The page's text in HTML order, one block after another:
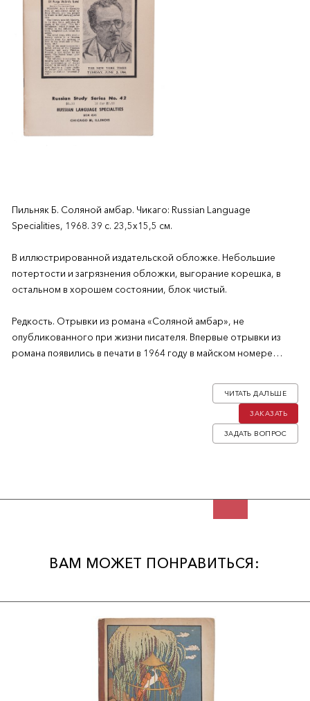
Пильняк Б. Соляной амбар. Чикаго: Russian Language
Specialities, 1968. 39 с. 23,5х15,5 см.
В иллюстрированной издательской обложке. Небольшие
потертости и загрязнения обложки, выгорание корешка, в
остальном в хорошем состоянии, блок чистый.
Редкость. Отрывки из романа «Соляной амбар», не
опубликованного при жизни писателя. Впервые отрывки из
романа появились в печати в 1964 году в майском номере
Times», перепечатенной на обложке данного издания.
Борис Пильняк (Вогау; 1894-1938) — русский писатель,
председатель Всероссийского союза писателей. До 1937 года
ЗАДАТЬ ВОПРОС
ЗАКАЗАТЬ
ЧИТАТЬ ДАЛЬШЕ
ВАМ МОЖЕТ ПОНРАВИТЬСЯ: